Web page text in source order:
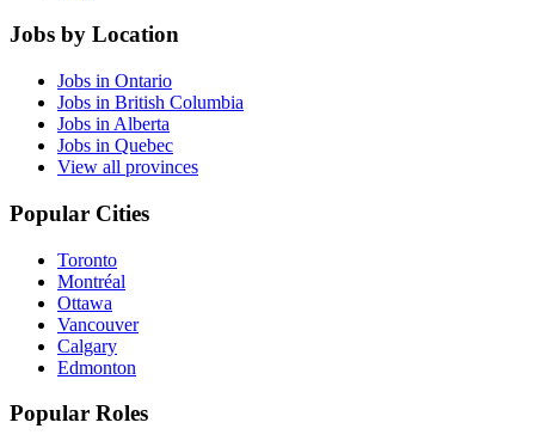
Jobs by Location
Jobs in Ontario
Jobs in British Columbia
Jobs in Alberta
Jobs in Quebec
View all provinces
Popular Cities
Toronto
Montréal
Ottawa
Vancouver
Calgary
Edmonton
Popular Roles